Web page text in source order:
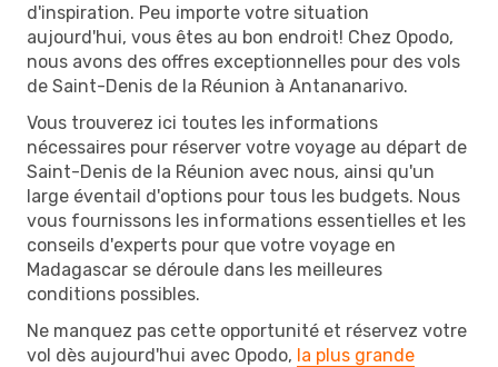
d'inspiration. Peu importe votre situation
aujourd'hui, vous êtes au bon endroit! Chez Opodo,
nous avons des offres exceptionnelles pour des vols
de Saint-Denis de la Réunion à Antananarivo.
Vous trouverez ici toutes les informations
nécessaires pour réserver votre voyage au départ de
Saint-Denis de la Réunion avec nous, ainsi qu'un
large éventail d'options pour tous les budgets. Nous
vous fournissons les informations essentielles et les
conseils d'experts pour que votre voyage en
Madagascar se déroule dans les meilleures
conditions possibles.
Ne manquez pas cette opportunité et réservez votre
vol dès aujourd'hui avec Opodo, la plus grande